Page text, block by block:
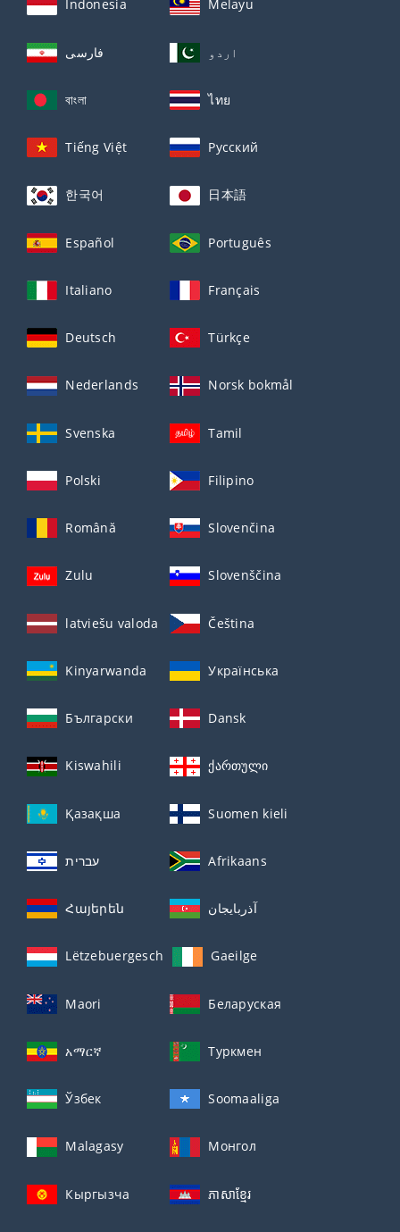
Indonesia Melayu
فارسی اردو
বাংলা ไทย
Tiếng Việt Русский
한국어 日本語
Español Português
Italiano Français
Deutsch Türkçe
Nederlands Norsk bokmål
Svenska Tamil
Polski Filipino
Română Slovenčina
Zulu Slovenščina
latviešu valoda Čeština
Kinyarwanda Українська
Български Dansk
Kiswahili ქართული
Қазақша Suomen kieli
עברית Afrikaans
Հայերեն آذربايجان
Lëtzebuergesch Gaeilge
Maori Беларуская
አማርኛ Туркмен
Ўзбек Soomaaliga
Malagasy Монгол
Кыргызча ភាសាខ្មែរ